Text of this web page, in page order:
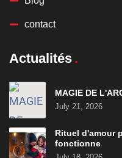
contact
Actualités
MAGIE DE
July 21, 2026
Rituel d'amour
fonctionne